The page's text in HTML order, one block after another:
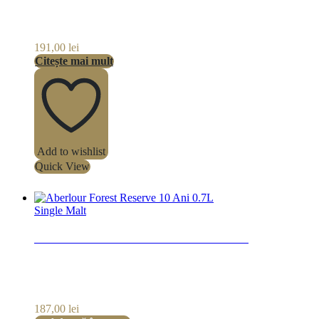
191,00 lei
Citește mai mult
Add to wishlist
Quick View
Single Malt
187,00 lei